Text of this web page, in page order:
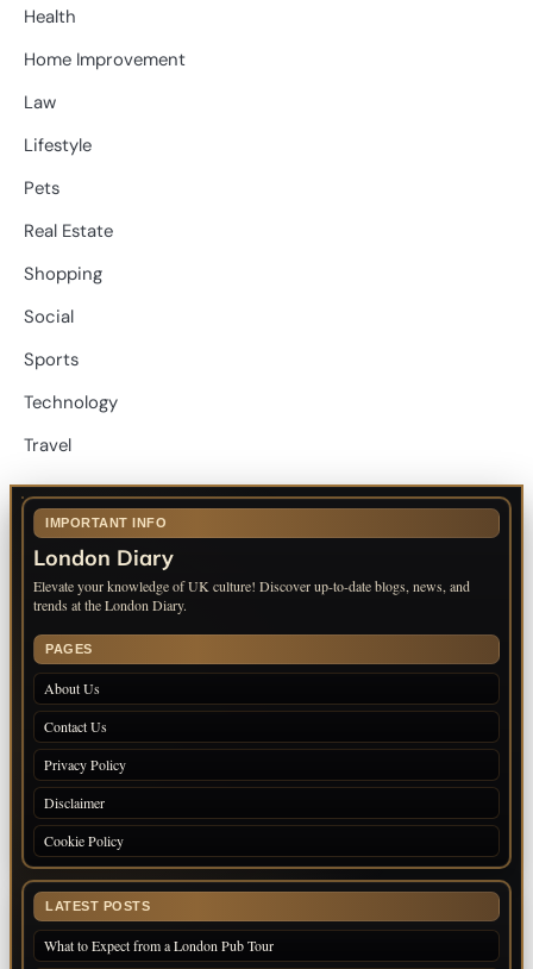
Health
Home Improvement
Law
Lifestyle
Pets
Real Estate
Shopping
Social
Sports
Technology
Travel
IMPORTANT INFO
London Diary
Elevate your knowledge of UK culture! Discover up-to-date blogs, news, and
trends at the London Diary.
PAGES
About Us
Contact Us
Privacy Policy
Disclaimer
Cookie Policy
LATEST POSTS
What to Expect from a London Pub Tour